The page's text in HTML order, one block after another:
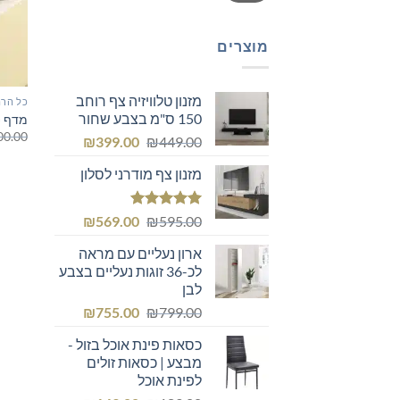
מוצרים
מזנון טלוויזיה צף רוחב
150 ס"מ בצבע שחור
₪449.00
המחיר
היה:
₪449.00.
₪399.00
המחיר
הוא:מזנון צף מודרני לסלון
דורג5.00
₪595.00
המחיר
היה:
₪595.00.
₪569.00
המחיר
הוא:
₪569.00.
ארון נעליים עם מראה
לכ-36 זוגות נעליים בצבע
לבן
₪799.00
המחיר
היה:
₪799.00.
₪755.00
המחיר
הוא:
כסאות פינת אוכל בזול -
מבצע | כסאות זולים
לפינת אוכל
כל
מדף